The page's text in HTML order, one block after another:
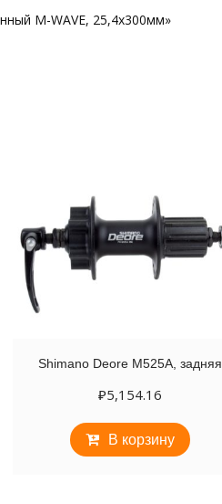
M-WAVE, 25,4х300мм»
Shimano Deore M525A, задняя
₽5,154.16
В корзину